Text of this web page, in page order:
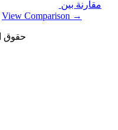
مقارنة بين
View Comparison →